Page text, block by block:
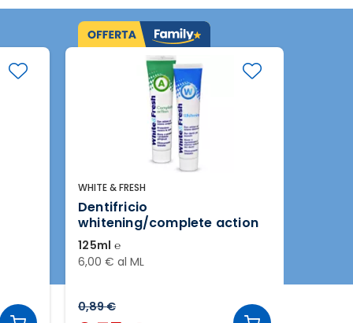
WHITE & FRESH
Dentifricio
whitening/complete action
125ml ℮
6,00 € al ML
0,89 €